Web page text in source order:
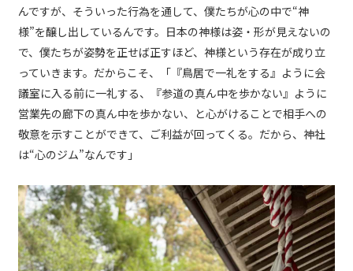
んですが、そういった行為を通して、僕たちが心の中で“神
様”を醸し出しているんです。日本の神様は姿・形が見えないの
で、僕たちが姿勢を正せば正すほど、神様という存在が成り立
っていきます。だからこそ、「『鳥居で一礼をする』ように会
議室に入る前に一礼する、『参道の真ん中を歩かない』ように
営業先の廊下の真ん中を歩かない、と心がけることで相手への
敬意を示すことができて、ご利益が回ってくる。だから、神社
は“心のジム”なんです」